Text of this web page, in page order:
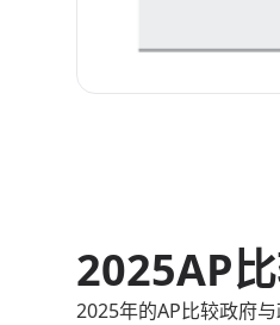
2025AP
2025年的AP比较政府